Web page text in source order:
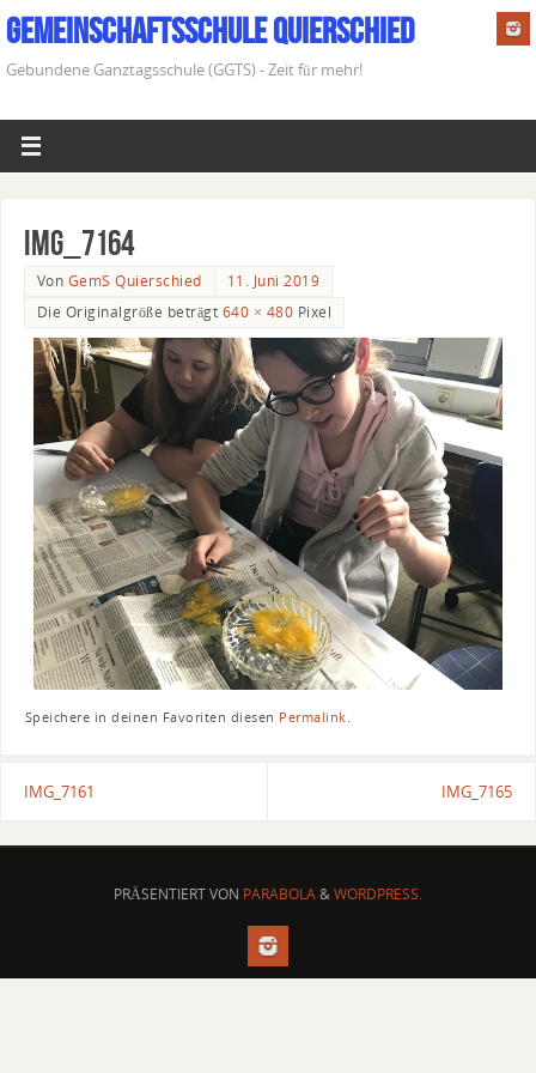
Gemeinschaftsschule Quierschied
Gebundene Ganztagsschule (GGTS) - Zeit für mehr!
IMG_7164
Von GemS Quierschied
11. Juni 2019
Die Originalgröße beträgt 640 × 480 Pixel
Speichere in deinen Favoriten diesen Permalink.
IMG_7161 IMG_7165
PRÄSENTIERT VON PARABOLA&WORDPRESS.